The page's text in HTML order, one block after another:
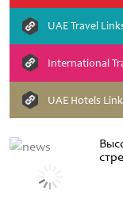
UAE Travel
International
UAE Hotels